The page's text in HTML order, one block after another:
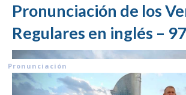
Pronunciación de los
Regulares en inglés –
Pronunciación